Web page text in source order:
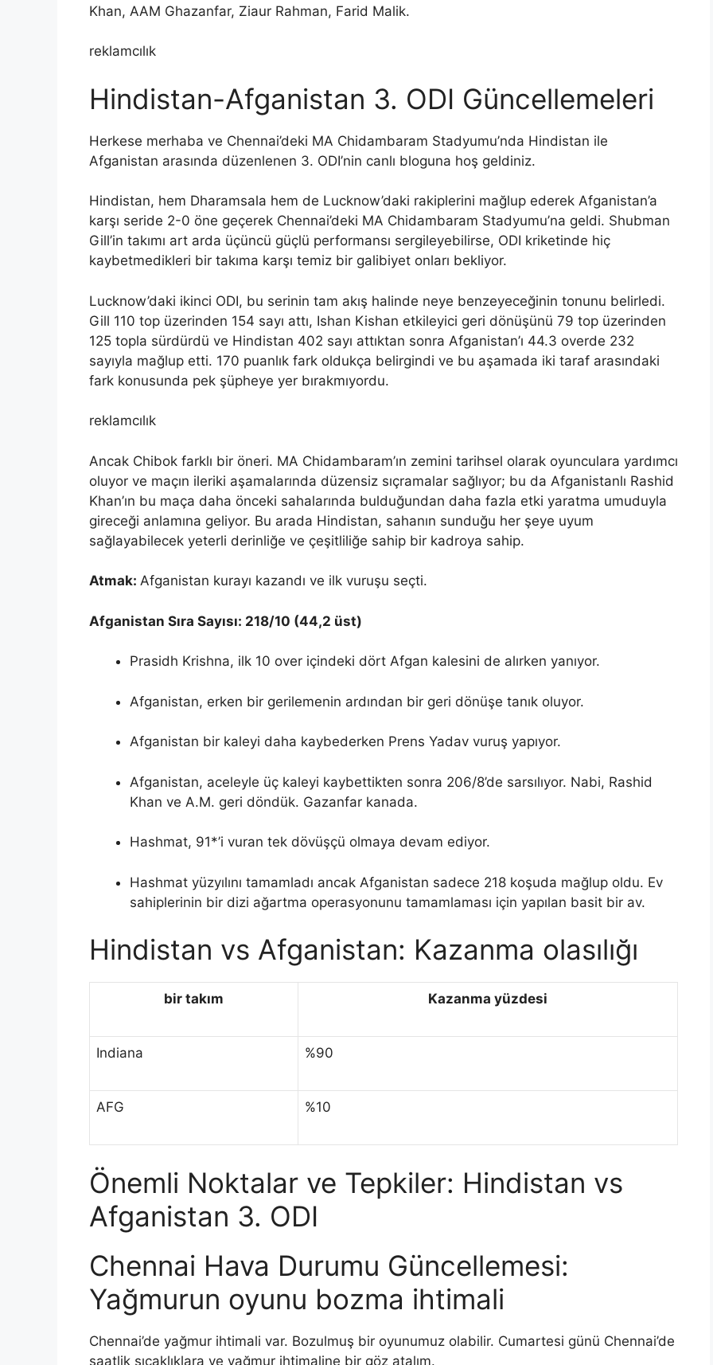
Khan, AAM Ghazanfar, Ziaur Rahman, Farid Malik.
reklamcılık
Hindistan-Afganistan 3. ODI Güncellemeleri
Herkese merhaba ve Chennai’deki MA Chidambaram Stadyumu’nda Hindistan ile
Afganistan arasında düzenlenen 3. ODI’nin canlı bloguna hoş geldiniz.
Hindistan, hem Dharamsala hem de Lucknow’daki rakiplerini mağlup ederek Afganistan’a
karşı seride 2-0 öne geçerek Chennai’deki MA Chidambaram Stadyumu’na geldi. Shubman
Gill’in takımı art arda üçüncü güçlü performansı sergileyebilirse, ODI kriketinde hiç
kaybetmedikleri bir takıma karşı temiz bir galibiyet onları bekliyor.
Lucknow’daki ikinci ODI, bu serinin tam akış halinde neye benzeyeceğinin tonunu belirledi.
Gill 110 top üzerinden 154 sayı attı, Ishan Kishan etkileyici geri dönüşünü 79 top üzerinden
125 topla sürdürdü ve Hindistan 402 sayı attıktan sonra Afganistan’ı 44.3 overde 232
sayıyla mağlup etti. 170 puanlık fark oldukça belirgindi ve bu aşamada iki taraf arasındaki
fark konusunda pek şüpheye yer bırakmıyordu.
reklamcılık
Ancak Chibok farklı bir öneri. MA Chidambaram’ın zemini tarihsel olarak oyunculara yardımcı
oluyor ve maçın ileriki aşamalarında düzensiz sıçramalar sağlıyor; bu da Afganistanlı Rashid
Khan’ın bu maça daha önceki sahalarında bulduğundan daha fazla etki yaratma umuduyla
gireceği anlamına geliyor. Bu arada Hindistan, sahanın sunduğu her şeye uyum
sağlayabilecek yeterli derinliğe ve çeşitliliğe sahip bir kadroya sahip.
Atmak: Afganistan kurayı kazandı ve ilk vuruşu seçti.
Afganistan Sıra Sayısı: 218/10 (44,2 üst)
Prasidh Krishna, ilk 10 over içindeki dört Afgan kalesini de alırken yanıyor.
Afganistan, erken bir gerilemenin ardından bir geri dönüşe tanık oluyor.
Afganistan bir kaleyi daha kaybederken Prens Yadav vuruş yapıyor.
Afganistan, aceleyle üç kaleyi kaybettikten sonra 206/8’de sarsılıyor. Nabi, Rashid
Khan ve A.M. geri döndük. Gazanfar kanada.
Hashmat, 91*’i vuran tek dövüşçü olmaya devam ediyor.
Hashmat yüzyılını tamamladı ancak Afganistan sadece 218 koşuda mağlup oldu. Ev
sahiplerinin bir dizi ağartma operasyonunu tamamlaması için yapılan basit bir av.
Hindistan vs Afganistan: Kazanma olasılığı
bir takım Kazanma yüzdesi
Indiana %90
AFG %10
Önemli Noktalar ve Tepkiler: Hindistan vs
Afganistan 3. ODI
Chennai Hava Durumu Güncellemesi:
Yağmurun oyunu bozma ihtimali
Chennai’de yağmur ihtimali var. Bozulmuş bir oyunumuz olabilir. Cumartesi günü Chennai’de
saatlik sıcaklıklara ve yağmur ihtimaline bir göz atalım.